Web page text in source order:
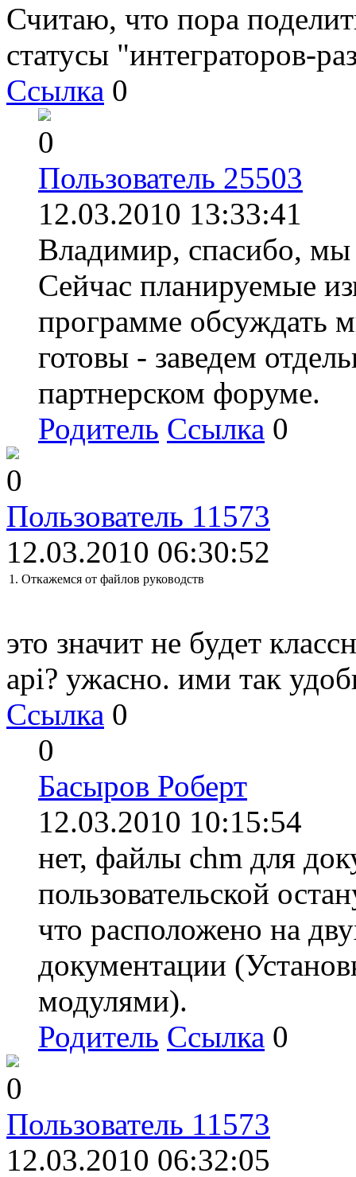
Считаю, что пора
статусы "интеграторов-
Ссылка 0
0
Пользователь 25503
12.03.2010 13:33:41
Владимир, спасибо,
Сейчас планируемые
программе обсуждать
готовы - заведем
партнерском форуме.
Родитель Ссылка 0
0
Пользователь 11573
12.03.2010 06:30:52
1. Откажемся от файлов руководств
это значит не будет
api? ужасно. ими так
Ссылка 0
0
Басыров Роберт
12.03.2010 10:15:54
нет, файлы chm для
пользовательской
что расположено на
документации
модулями).
Родитель Ссылка 0
0
Пользователь 11573
12.03.2010 06:32:05